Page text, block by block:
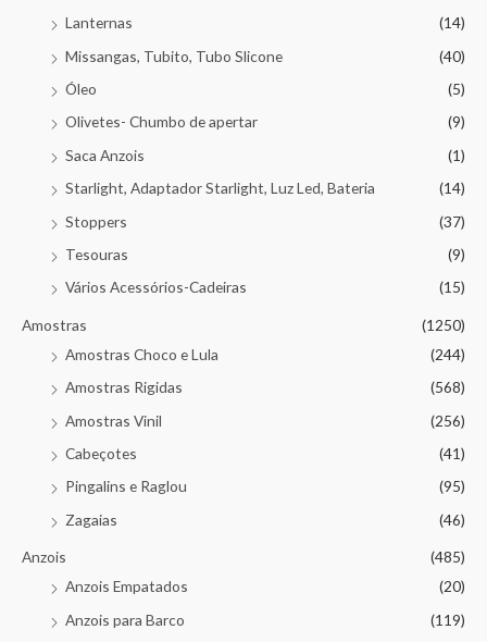
Lanternas
(14)
Missangas, Tubito, Tubo Slicone
(40)
Óleo
(5)
Olivetes- Chumbo de apertar
(9)
Saca Anzois
(1)
Starlight, Adaptador Starlight, Luz Led, Bateria
(14)
Stoppers
(37)
Tesouras
(9)
Vários Acessórios-Cadeiras
(15)
Amostras
(1250)
Amostras Choco e Lula
(244)
Amostras Rigidas
(568)
Amostras Vinil
(256)
Cabeçotes
(41)
Pingalins e Raglou
(95)
Zagaias
(46)
Anzois
(485)
Anzois Empatados
(20)
Anzois para Barco
(119)